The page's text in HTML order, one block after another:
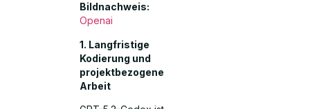
Bildnachweis:
Openai
1. Langfristige
Kodierung und
projektbezogene
Arbeit